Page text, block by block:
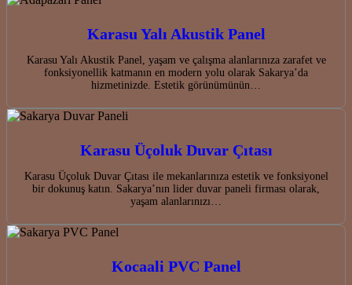
Karasu Yalı Akustik Panel
Karasu Yalı Akustik Panel, yaşam ve çalışma alanlarınıza zarafet ve
fonksiyonellik katmanın en modern yolu olarak Sakarya’da
hizmetinizde. Estetik görünümünün…
Karasu Üçoluk Duvar Çıtası
Karasu Üçoluk Duvar Çıtası ile mekanlarınıza estetik ve fonksiyonel
bir dokunuş katın. Sakarya’nın lider duvar paneli firması olarak,
yaşam alanlarınızı…
Kocaali PVC Panel